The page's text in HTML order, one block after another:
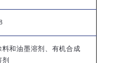
料和油墨溶剂、有机合成
剂